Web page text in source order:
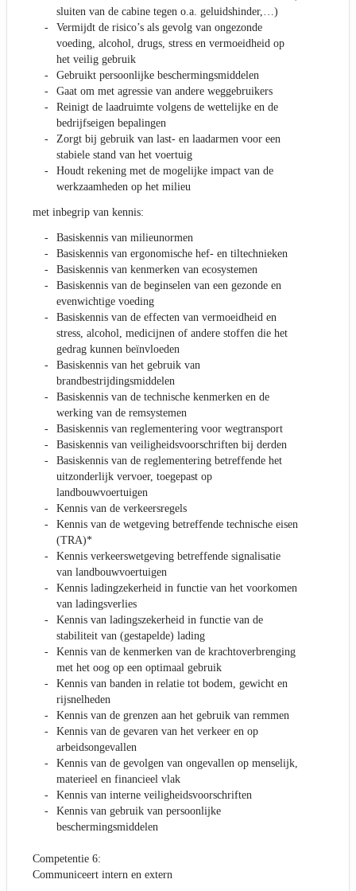
sluiten van de cabine tegen o.a. geluidshinder,…)
Vermijdt de risico’s als gevolg van ongezonde
voeding, alcohol, drugs, stress en vermoeidheid op
het veilig gebruik
Gebruikt persoonlijke beschermingsmiddelen
Gaat om met agressie van andere weggebruikers
Reinigt de laadruimte volgens de wettelijke en de
bedrijfseigen bepalingen
Zorgt bij gebruik van last- en laadarmen voor een
stabiele stand van het voertuig
Houdt rekening met de mogelijke impact van de
werkzaamheden op het milieu
met inbegrip van kennis:
Basiskennis van milieunormen
Basiskennis van ergonomische hef- en tiltechnieken
Basiskennis van kenmerken van ecosystemen
Basiskennis van de beginselen van een gezonde en
evenwichtige voeding
Basiskennis van de effecten van vermoeidheid en
stress, alcohol, medicijnen of andere stoffen die het
gedrag kunnen beïnvloeden
Basiskennis van het gebruik van
brandbestrijdingsmiddelen
Basiskennis van de technische kenmerken en de
werking van de remsystemen
Basiskennis van reglementering voor wegtransport
Basiskennis van veiligheidsvoorschriften bij derden
Basiskennis van de reglementering betreffende het
uitzonderlijk vervoer, toegepast op
landbouwvoertuigen
Kennis van de verkeersregels
Kennis van de wetgeving betreffende technische eisen
(TRA)*
Kennis verkeerswetgeving betreffende signalisatie
van landbouwvoertuigen
Kennis ladingzekerheid in functie van het voorkomen
van ladingsverlies
Kennis van ladingszekerheid in functie van de
stabiliteit van (gestapelde) lading
Kennis van de kenmerken van de krachtoverbrenging
met het oog op een optimaal gebruik
Kennis van banden in relatie tot bodem, gewicht en
rijsnelheden
Kennis van de grenzen aan het gebruik van remmen
Kennis van de gevaren van het verkeer en op
arbeidsongevallen
Kennis van de gevolgen van ongevallen op menselijk,
materieel en financieel vlak
Kennis van interne veiligheidsvoorschriften
Kennis van gebruik van persoonlijke
beschermingsmiddelen
Competentie 6:
Communiceert intern en extern